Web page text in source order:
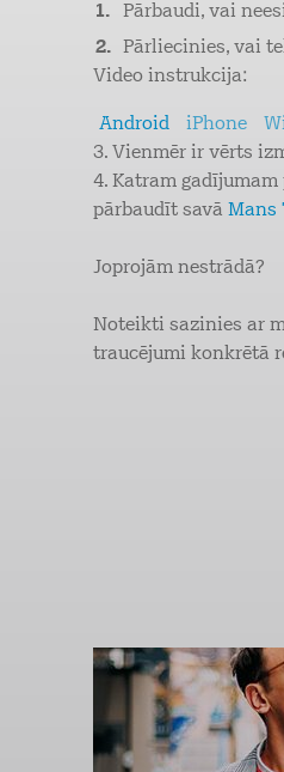
Pārbaudi, vai
Pārliecinies, vai
Video instrukcija:
Android iPhone
3. Vienmēr ir vērts
4. Katram
pārbaudīt savā Mans
Joprojām nestrādā?
Noteikti sazinies ar
traucējumi konkrētā